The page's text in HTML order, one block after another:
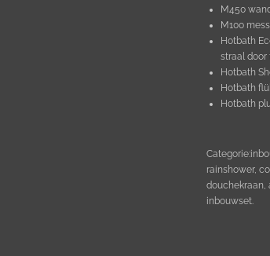
M450
M100
Hotbath
straal door
Hotbath
Hotbath
Hotbath
rainshower,
douchekraan,
inbouwset.